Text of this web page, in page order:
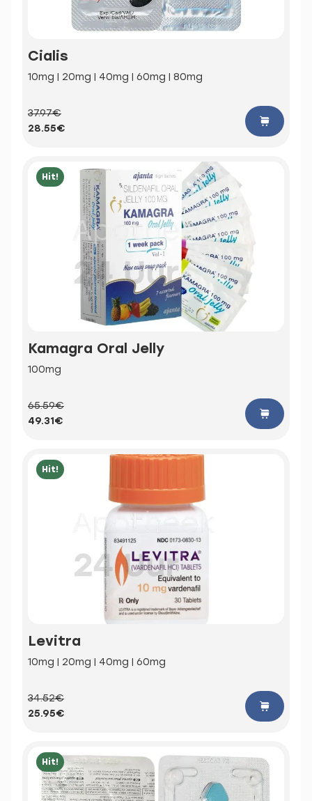
Cialis
10mg | 20mg | 40mg | 60mg | 80mg
37.97€
28.55€
Hit!
Kamagra Oral Jelly
100mg
65.59€
49.31€
Hit!
Levitra
10mg | 20mg | 40mg | 60mg
34.52€
25.95€
Hit!